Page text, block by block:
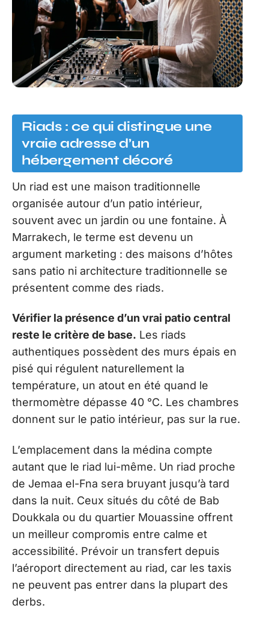
Riads : ce qui distingue une
vraie adresse d’un
hébergement décoré
Un riad est une maison traditionnelle
organisée autour d’un patio intérieur,
souvent avec un jardin ou une fontaine. À
Marrakech, le terme est devenu un
argument marketing : des maisons d’hôtes
sans patio ni architecture traditionnelle se
présentent comme des riads.
Vérifier la présence d’un vrai patio central
reste le critère de base. Les riads
authentiques possèdent des murs épais en
pisé qui régulent naturellement la
température, un atout en été quand le
thermomètre dépasse 40 °C. Les chambres
donnent sur le patio intérieur, pas sur la rue.
L’emplacement dans la médina compte
autant que le riad lui-même. Un riad proche
de Jemaa el-Fna sera bruyant jusqu’à tard
dans la nuit. Ceux situés du côté de Bab
Doukkala ou du quartier Mouassine offrent
un meilleur compromis entre calme et
accessibilité. Prévoir un transfert depuis
l’aéroport directement au riad, car les taxis
ne peuvent pas entrer dans la plupart des
derbs.